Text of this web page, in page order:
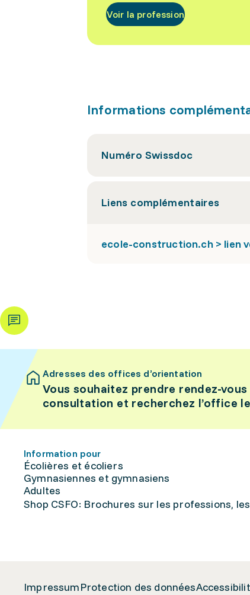
Voir la profession
Informations
Numéro Swissdoc
Liens complémentaires
ecole-construction.ch > lien
Adresses des offices d’orientation
Vous souhaitez prendre rendez-
consultation et recherchez l’office
Information pour
Écolières et écoliers
Gymnasiennes et gymnasiens
Adultes
Shop CSFO: Brochures sur les professions,
ImpressumProtection des données